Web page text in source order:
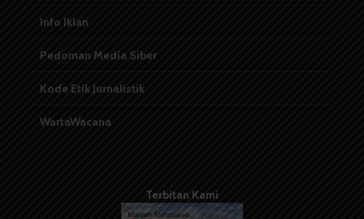
Info Iklan
Pedoman Media Siber
Kode Etik Jurnalistik
WartaWacana
Terbitan Kami